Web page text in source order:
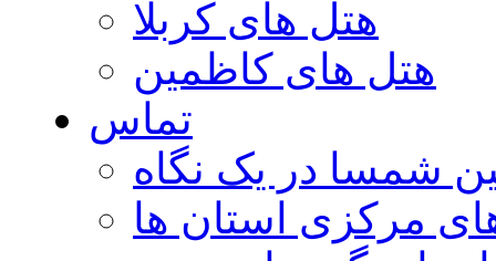
هتل های کربلا
هتل های کاظمین
تماس
شمسا در یک نگاه
مرکزی استان ها